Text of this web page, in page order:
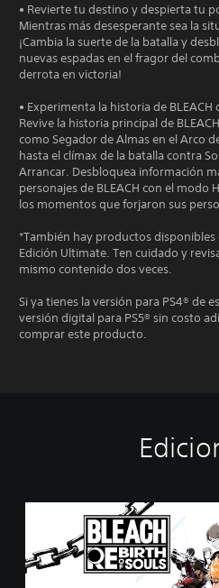
• Revierte tu destino y despierta tu
Mientras más desesperante sea la
¡Cambia la suerte de la batalla y
nuevas espadas en el fragor del
derrota en victoria!
• Experimenta la historia de BLEACH
Revive la historia principal de
como Segador de Almas en el Arco
hasta el clímax de la batalla contra
Arrancar. Desbloquea información
personajes de BLEACH con el modo
los momentos que forjaron sus
*También hay productos disponibles
Edición Ultimate. Ten cuidado y
mismo contenido dos veces.
Si ya tienes la versión para PS4® de
versión digital para PS5® sin costo
comprar este producto.
c
i